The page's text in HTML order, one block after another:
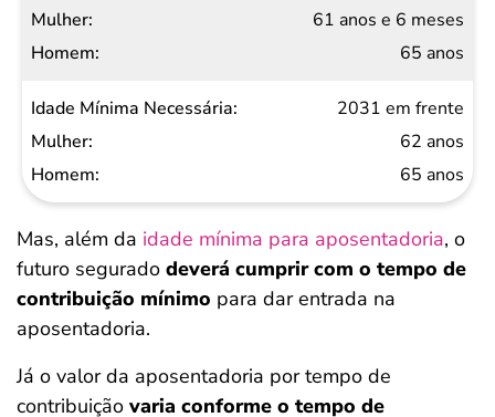
61 anos e 6 meses
65 anos
2031 em frente
62 anos
65 anos
Mas, além da idade mínima para aposentadoria, o
futuro segurado deverá cumprir com o tempo de
contribuição mínimo para dar entrada na
aposentadoria.
Já o valor da aposentadoria por tempo de
contribuição varia conforme o tempo de